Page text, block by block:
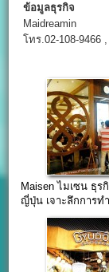
ข้อมูลธุรกิจ
Maidreamin
โทร.02-108-9466
Maisen ไมเซน ธุร
ญี่ปุ่น เจาะลึกการท